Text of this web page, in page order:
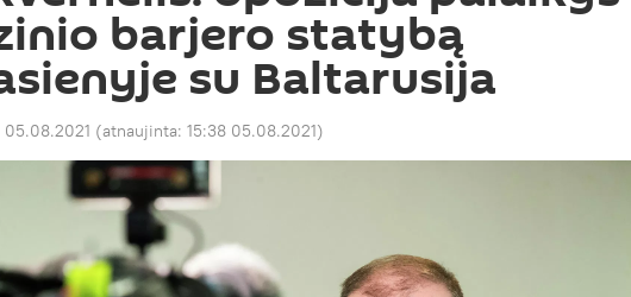
barjero statybą
su Baltarusija
05.08.2021 (atnaujinta: 15:38 05.08.2021)